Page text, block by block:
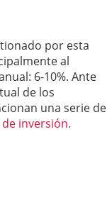
por esta
al
6-10%. Ante
de los
una serie de
inversión.